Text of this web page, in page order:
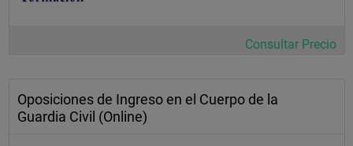
Consultar Precio
Oposiciones de Ingreso en el Cuerpo de la
Guardia Civil (Online)